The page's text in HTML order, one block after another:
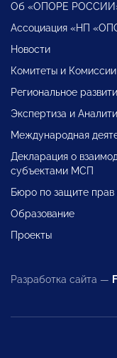
Об «ОПОРЕ
Ассоциация «НП
Новости
Комитеты и Комиссии
Региональное
Экспертиза и
Международная
Декларация о
субъектами МСП
Бюро по защите
Образование
Проекты
Разработка сайта —